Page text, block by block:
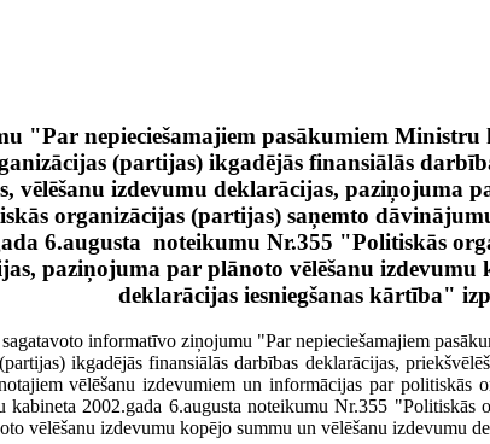
"Par nepieciešamajiem pasākumiem Ministru
(partijas) ikgadējās finansiālās
vēlēšanu izdevumu deklarācijas, paziņojuma
organizācijas (partijas) saņemto
6.augusta noteikumu Nr.355 "Politiskās
paziņojuma par plānoto vēlēšanu izdevumu
deklarācijas iesniegšanas kārtība"
informatīvo ziņojumu "Par nepieciešamajiem
ikgadējās finansiālās darbības deklarācijas,
vēlēšanu izdevumiem un informācijas par politiskās
2002.gada 6.augusta noteikumu Nr.355 "Politiskās
vēlēšanu izdevumu kopējo summu un vēlēšanu izdevumu